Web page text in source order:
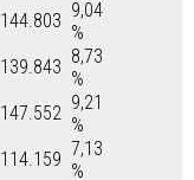
144.803 9,04
%
139.843 8,73
%
147.552 9,21
%
114.159 7,13
%